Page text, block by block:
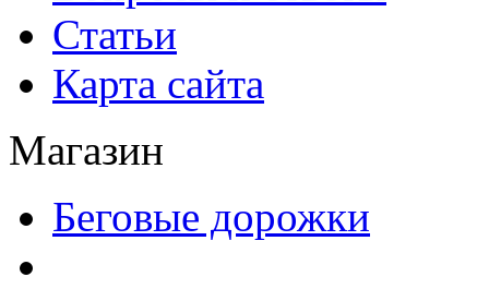
Статьи
Карта сайта
Магазин
Беговые дорожки